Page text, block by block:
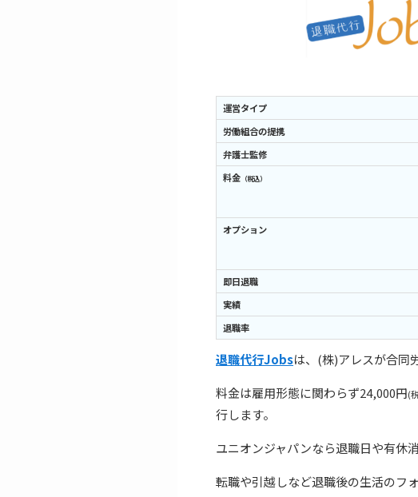
運営タイプ
労働組合の提携
弁護士監修
料金 （税込）
オプション
即日退職
実績
退職率
退職代行Jobsは、(株)アレスが合同
料金は雇用形態に関わらず24,000円(
行します。
ユニオンジャパンなら退職日や有休
転職や引越しなど退職後の生活のフ